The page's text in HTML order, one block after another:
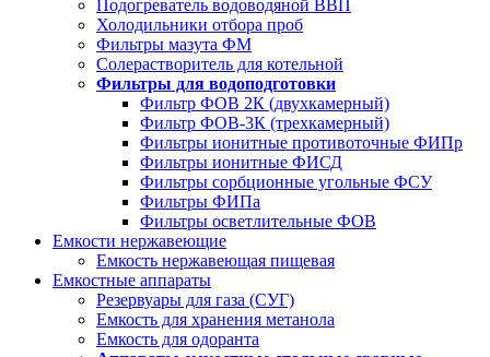
Подогреватель водоводяной ВВП
Холодильники отбора проб
Фильтры мазута ФМ
Солерастворитель для котельной
Фильтры для водоподготовки
Фильтр ФОВ 2К (двухкамерный)
Фильтр ФОВ-3К (трехкамерный)
Фильтры ионитные противоточные ФИПр
Фильтры ионитные ФИСД
Фильтры сорбционные угольные ФСУ
Фильтры ФИПа
Фильтры осветлительные ФОВ
Емкости нержавеющие
Емкость нержавеющая пищевая
Емкостные аппараты
Резервуары для газа (СУГ)
Емкость для хранения метанола
Емкость для одоранта